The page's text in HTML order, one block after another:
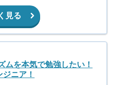
見る
ムを本気で勉強したい！
ニア！